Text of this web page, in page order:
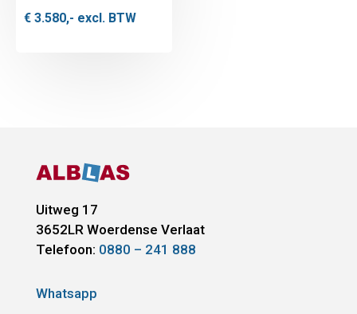
€ 3.580,- excl. BTW
Uitweg 17
3652LRWoerdense Verlaat
Telefoon: 0880 – 241 888
Whatsapp